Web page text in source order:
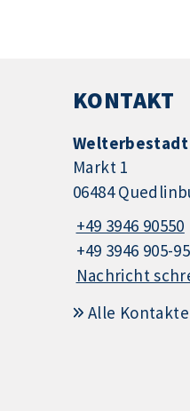
KONTAKT
Markt 1
06484
+49 3946 90550
+49 3946 905-
Nachricht
Alle Kontakte